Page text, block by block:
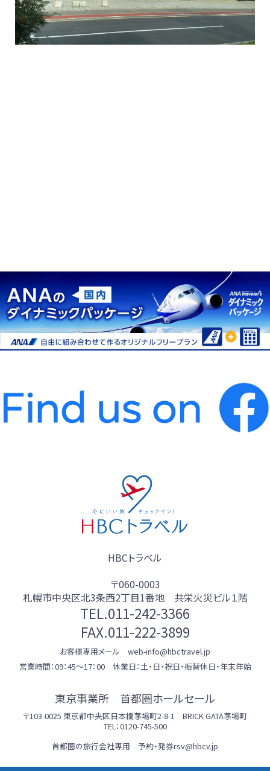
HBCトラベル
〒060-0003
札幌市中央区北3条西2丁目1番地 共栄火災ビル１階
TEL.011-242-3366
FAX.011-222-3899
お客様専用メール web-info@hbctravel.jp
営業時間：09：45～17：00 休業日：土・日・祝日・振替休日・年末年始
東京事業所 首都圏ホールセール
〒103-0025 東京都中央区日本橋茅場町2-8-1 BRICK GATA茅場町
TEL：0120-745-500
首都圏の旅行会社専用 予約・発券rsv@hbcv.jp